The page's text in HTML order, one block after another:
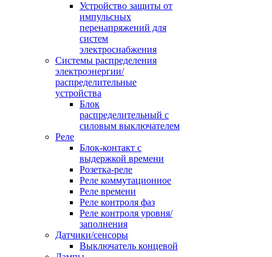
Устройство защиты от
импульсных
перенапряжений для
систем
электроснабжения
Системы распределения
электроэнергии/
распределительные
устройства
Блок
распределительный с
силовым выключателем
Реле
Блок-контакт с
выдержкой времени
Розетка-реле
Реле коммутационное
Реле времени
Реле контроля фаз
Реле контроля уровня/
заполнения
Датчики/сенсоры
Выключатель концевой